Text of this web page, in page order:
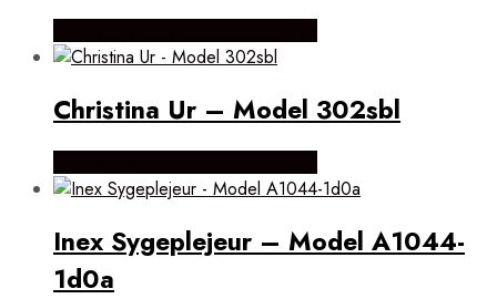
Christina Ur – Model 302sbl
Inex Sygeplejeur – Model A1044-
1d0a